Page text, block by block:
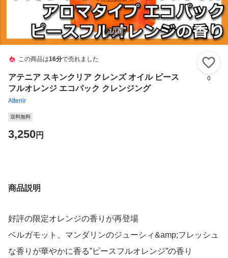
1/10
この商品は16分で売れました
アテニア スキンクリア クレンズ オイル ピース
フルオレンジ エコパック クレンジング
Attenir
0
送料無料
3,250円
商品説明
好評の限定オレンジの香りが再登場
ベルガモット、マンダリンのジューシィ&amp;フレッシュ
な香りが華やかに香る”ピースフルオレンジ”の香り